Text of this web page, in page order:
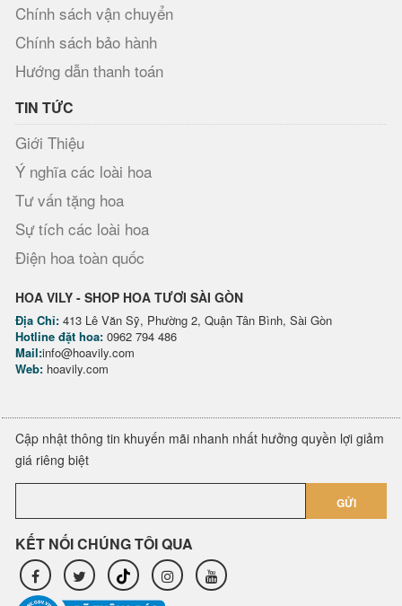
Chính sách vận chuyển
Chính sách bảo hành
Hướng dẫn thanh toán
TIN TỨC
Giới Thiệu
Ý nghĩa các loài hoa
Tư vấn tặng hoa
Sự tích các loài hoa
Điện hoa toàn quốc
HOA VILY - SHOP HOA TƯƠI SÀI GÒN
Địa Chỉ: 413 Lê Văn Sỹ, Phường 2, Quận Tân Bình, Sài Gòn
Hotline đặt hoa: 0962 794 486
Mail:info@hoavily.com
Web: hoavily.com
Cập nhật thông tin khuyến mãi nhanh nhất hưởng quyền lợi giảm
giá riêng biệt
GỬI
KẾT NỐI CHÚNG TÔI QUA